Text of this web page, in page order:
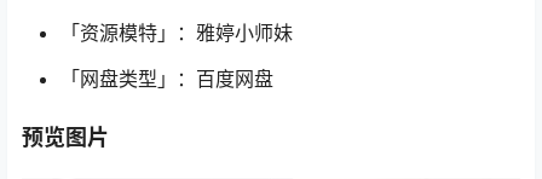
「资源模特」：雅婷小师妹
「网盘类型」：百度网盘
预览图片